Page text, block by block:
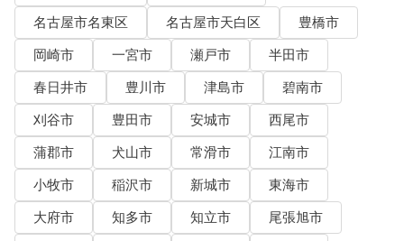
名古屋市名東区
名古屋市天白区
豊橋市
岡崎市
一宮市 瀬戸市
半田市
春日井市
豊川市 津島市
碧南市
刈谷市
豊田市 安城市
西尾市
蒲郡市
犬山市 常滑市
江南市
小牧市
稲沢市 新城市
東海市
大府市
知多市 知立市
尾張旭市